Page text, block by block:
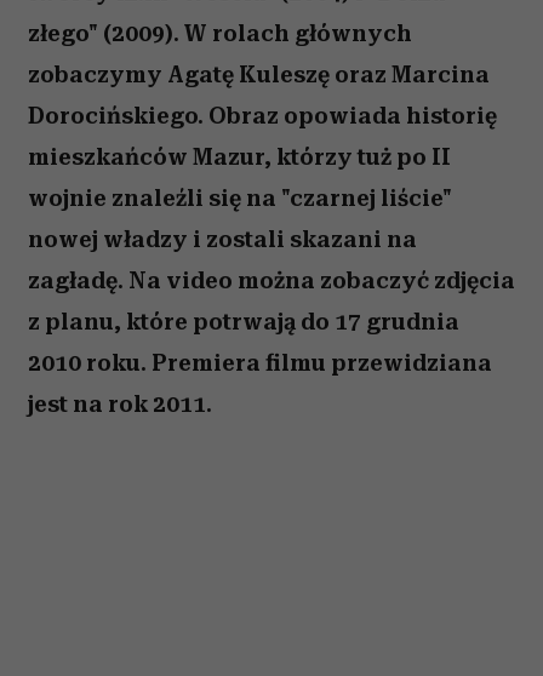
złego" (2009). W rolach głównych
zobaczymy Agatę Kuleszę oraz Marcina
Dorocińskiego. Obraz opowiada historię
mieszkańców Mazur, którzy tuż po II
wojnie znaleźli się na "czarnej liście"
nowej władzy i zostali skazani na
zagładę. Na video można zobaczyć zdjęcia
z planu, które potrwają do 17 grudnia
2010 roku. Premiera filmu przewidziana
jest na rok 2011.